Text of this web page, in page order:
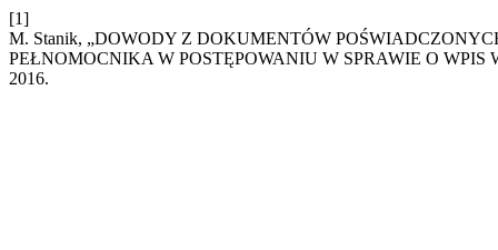
[1]
M. Stanik, „DOWODY Z DOKUMENTÓW
PEŁNOMOCNIKA W POSTĘPOWANIU W SPRAWIE O
2016.